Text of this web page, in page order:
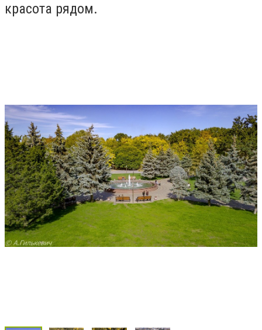
красота рядом.